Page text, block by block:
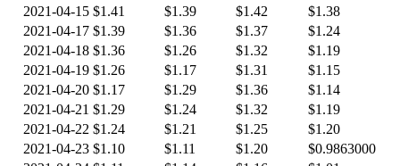
2021-04-15 $1.41 $1.39 $1.42
$1.38
2021-04-17 $1.39 $1.36 $1.37
$1.24
2021-04-18 $1.36 $1.26 $1.32
$1.19
2021-04-19 $1.26 $1.17 $1.31
$1.15
2021-04-20 $1.17 $1.29 $1.36
$1.14
2021-04-21 $1.29 $1.24 $1.32
$1.19
2021-04-22 $1.24 $1.21 $1.25
$1.20
2021-04-23 $1.10 $1.11 $1.20
$0.9863000